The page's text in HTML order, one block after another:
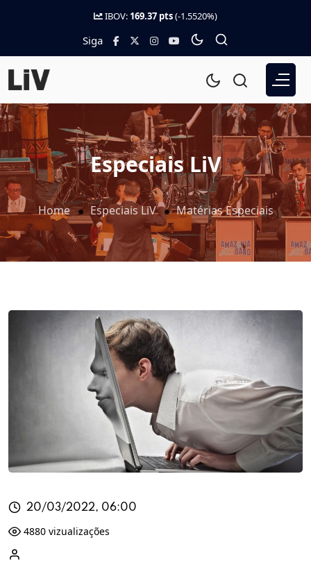
IBOV: 169.37 pts(-1.5520%)
Siga
Especiais LiV
Home Especiais LiV Matérias Especiais
20/03/2022, 06:00
4880 vizualizações